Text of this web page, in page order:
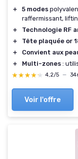
＋ 5 modes
raffermissant,
＋
Technologie RF
＋
Tête plaquée or
＋
Convient aux
＋
Multi-zones :
★★★★★
★★★★★ 4,2/5 —
Voir l'offre